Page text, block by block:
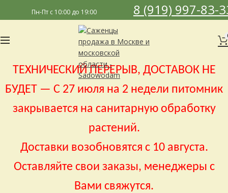
Пн-Пт с 10:00 до 19:00 8 (919) 997-83-
ТЕХНИЧЕСКИЙ ПЕРЕРЫВ, ДОСТАВОК НЕ
БУДЕТ — С 27 июля на 2 недели питомник
закрывается на санитарную обработку
растений.
Доставки возобновятся с 10 августа.
Оставляйте свои заказы, менеджеры с
Вами свяжутся.